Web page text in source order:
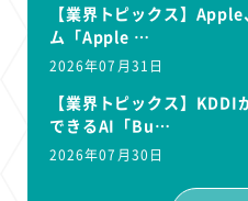
【業界トピックス】
ム「Apple …
2026年07月31日
【業界トピックス】
できるAI「Bu…
2026年07月30日